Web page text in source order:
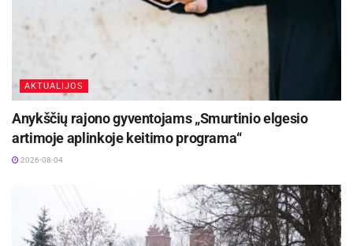
AKTUALIJOS
Anykščių rajono gyventojams „Smurtinio elgesio
artimoje aplinkoje keitimo programa“
2026-08-04